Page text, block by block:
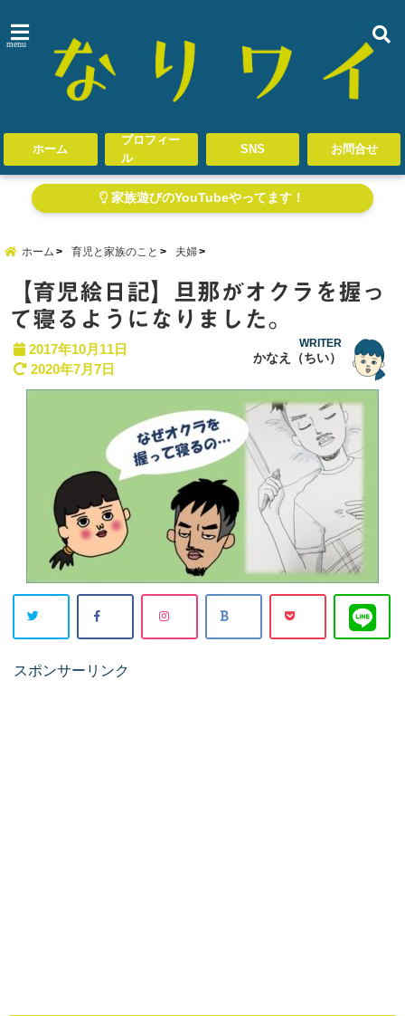
menu
ホーム
プロフィー
ル
SNS お問合せ
家族遊びのYouTubeやってます！
ホーム 育児と家族のこと 夫婦
【育児絵日記】旦那がオクラを握っ
て寝るようになりました。
2017年10月11日
2020年7月7日
WRITER
かなえ（ちい）
スポンサーリンク